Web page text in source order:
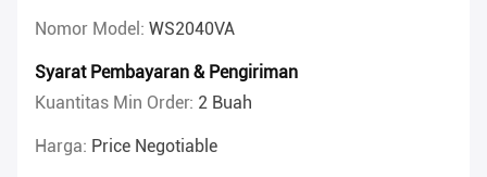
Nomor Model: WS2040VA
Syarat Pembayaran & Pengiriman
Kuantitas Min Order: 2 Buah
Harga: Price Negotiable